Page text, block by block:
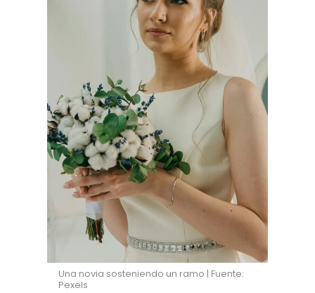
Una novia sosteniendo un ramo | Fuente:
Pexels